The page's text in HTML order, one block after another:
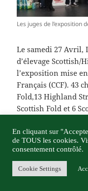
Les juges de l’exposition
Le samedi 27 Avril,
d’élevage Scottish/
l’exposition mise
Français (CCF). 43
Fold,13 Highland
Scottish Fold et 6
Lors du briefing,
nous a délivré un
l’avenir de nos
Au débriefing, les
En cliquant sur
de TOUS les cookies.
consentement contrôlé.
Cookie Settings